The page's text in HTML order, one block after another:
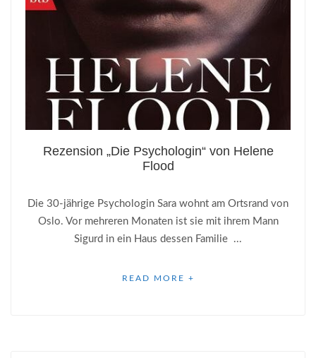
Rezension „Die Psychologin“ von Helene
Flood
Die 30-jährige Psychologin Sara wohnt am Ortsrand von
Oslo. Vor mehreren Monaten ist sie mit ihrem Mann
Sigurd in ein Haus dessen Familie ...
READ MORE +